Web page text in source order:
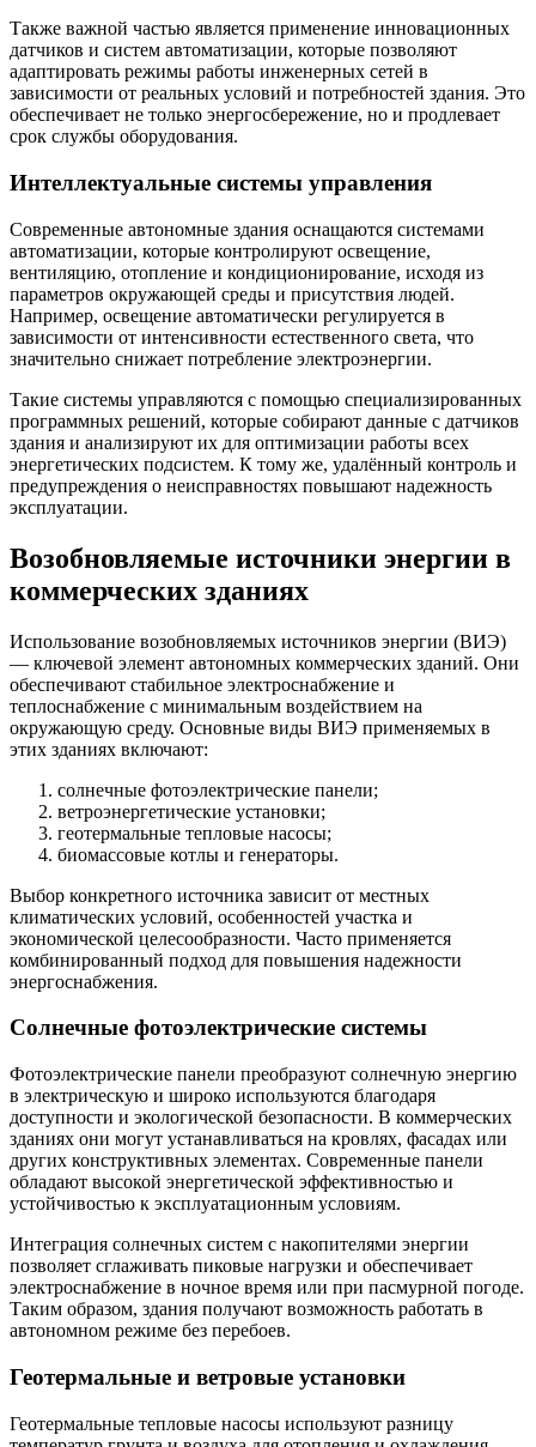
Также важной частью является применение инновационных
датчиков и систем автоматизации, которые позволяют
адаптировать режимы работы инженерных сетей в
зависимости от реальных условий и потребностей здания. Это
обеспечивает не только энергосбережение, но и продлевает
срок службы оборудования.
Интеллектуальные системы управления
Современные автономные здания оснащаются системами
автоматизации, которые контролируют освещение,
вентиляцию, отопление и кондиционирование, исходя из
параметров окружающей среды и присутствия людей.
Например, освещение автоматически регулируется в
зависимости от интенсивности естественного света, что
значительно снижает потребление электроэнергии.
Такие системы управляются с помощью специализированных
программных решений, которые собирают данные с датчиков
здания и анализируют их для оптимизации работы всех
энергетических подсистем. К тому же, удалённый контроль и
предупреждения о неисправностях повышают надежность
эксплуатации.
Возобновляемые источники энергии в
коммерческих зданиях
Использование возобновляемых источников энергии (ВИЭ)
— ключевой элемент автономных коммерческих зданий. Они
обеспечивают стабильное электроснабжение и
теплоснабжение с минимальным воздействием на
окружающую среду. Основные виды ВИЭ применяемых в
этих зданиях включают:
солнечные фотоэлектрические панели;
ветроэнергетические установки;
геотермальные тепловые насосы;
биомассовые котлы и генераторы.
Выбор конкретного источника зависит от местных
климатических условий, особенностей участка и
экономической целесообразности. Часто применяется
комбинированный подход для повышения надежности
энергоснабжения.
Солнечные фотоэлектрические системы
Фотоэлектрические панели преобразуют солнечную энергию
в электрическую и широко используются благодаря
доступности и экологической безопасности. В коммерческих
зданиях они могут устанавливаться на кровлях, фасадах или
других конструктивных элементах. Современные панели
обладают высокой энергетической эффективностью и
устойчивостью к эксплуатационным условиям.
Интеграция солнечных систем с накопителями энергии
позволяет сглаживать пиковые нагрузки и обеспечивает
электроснабжение в ночное время или при пасмурной погоде.
Таким образом, здания получают возможность работать в
автономном режиме без перебоев.
Геотермальные и ветровые установки
Геотермальные тепловые насосы используют разницу